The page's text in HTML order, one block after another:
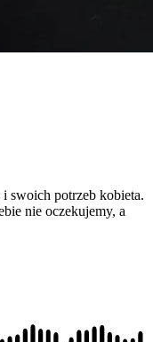
swoich potrzeb kobieta.
nie oczekujemy, a